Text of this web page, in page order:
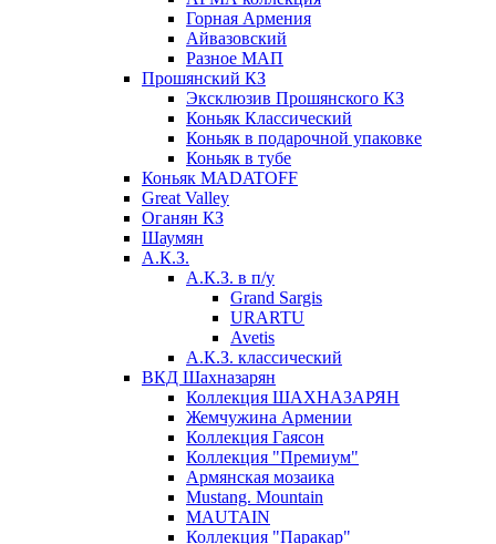
Горная Армения
Айвазовский
Разное МАП
Прошянский КЗ
Эксклюзив Прошянского КЗ
Коньяк Классический
Коньяк в подарочной упаковке
Коньяк в тубе
Коньяк MADATOFF
Great Valley
Оганян КЗ
Шаумян
А.К.З.
А.К.З. в п/у
Grand Sargis
URARTU
Avetis
А.К.З. классический
ВКД Шахназарян
Коллекция ШАХНАЗАРЯН
Жемчужина Армении
Коллекция Гаясон
Коллекция "Премиум"
Армянская мозаика
Mustang. Mountain
MAUTAIN
Коллекция "Паракар"